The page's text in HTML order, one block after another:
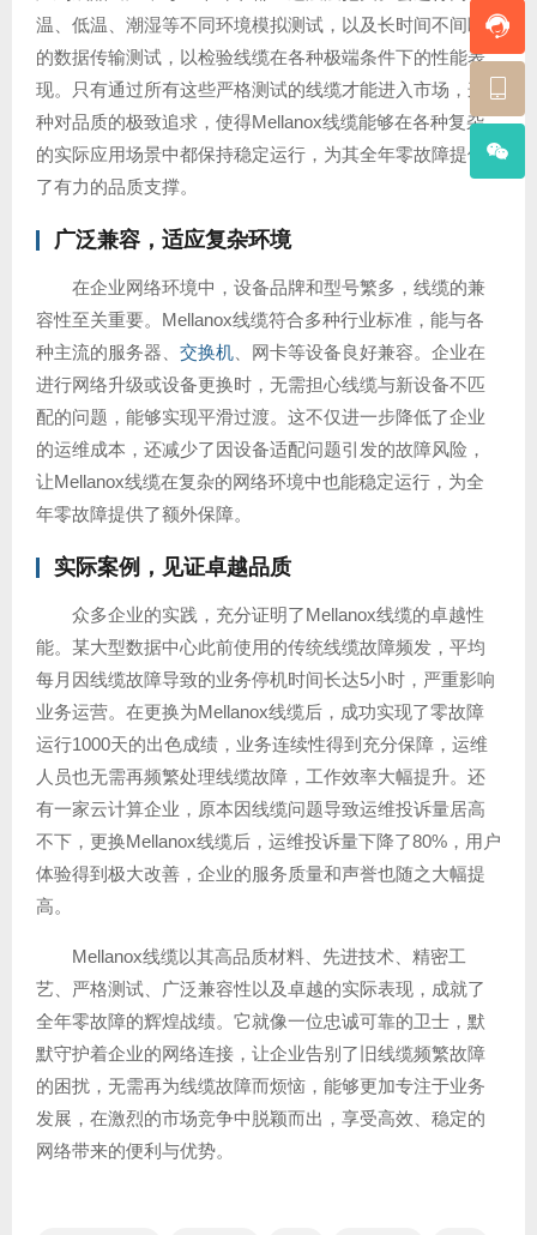
温、低温、潮湿等不同环境模拟测试，以及长时间不间断
的数据传输测试，以检验线缆在各种极端条件下的性能表
现。只有通过所有这些严格测试的线缆才能进入市场，这
种对品质的极致追求，使得Mellanox线缆能够在各种复杂
的实际应用场景中都保持稳定运行，为其全年零故障提供
了有力的品质支撑。
广泛兼容，适应复杂环境
在企业网络环境中，设备品牌和型号繁多，线缆的兼
容性至关重要。Mellanox线缆符合多种行业标准，能与各
种主流的服务器、 交换机 、网卡等设备良好兼容。企业在
进行网络升级或设备更换时，无需担心线缆与新设备不匹
配的问题，能够实现平滑过渡。这不仅进一步降低了企业
的运维成本，还减少了因设备适配问题引发的故障风险，
让Mellanox线缆在复杂的网络环境中也能稳定运行，为全
年零故障提供了额外保障。
实际案例，见证卓越品质
众多企业的实践，充分证明了Mellanox线缆的卓越性
能。某大型数据中心此前使用的传统线缆故障频发，平均
每月因线缆故障导致的业务停机时间长达5小时，严重影响
业务运营。在更换为Mellanox线缆后，成功实现了零故障
运行1000天的出色成绩，业务连续性得到充分保障，运维
人员也无需再频繁处理线缆故障，工作效率大幅提升。还
有一家云计算企业，原本因线缆问题导致运维投诉量居高
不下，更换Mellanox线缆后，运维投诉量下降了80%，用户
体验得到极大改善，企业的服务质量和声誉也随之大幅提
高。
Mellanox线缆以其高品质材料、先进技术、精密工
艺、严格测试、广泛兼容性以及卓越的实际表现，成就了
全年零故障的辉煌战绩。它就像一位忠诚可靠的卫士，默
默守护着企业的网络连接，让企业告别了旧线缆频繁故障
的困扰，无需再为线缆故障而烦恼，能够更加专注于业务
发展，在激烈的市场竞争中脱颖而出，享受高效、稳定的
网络带来的便利与优势。